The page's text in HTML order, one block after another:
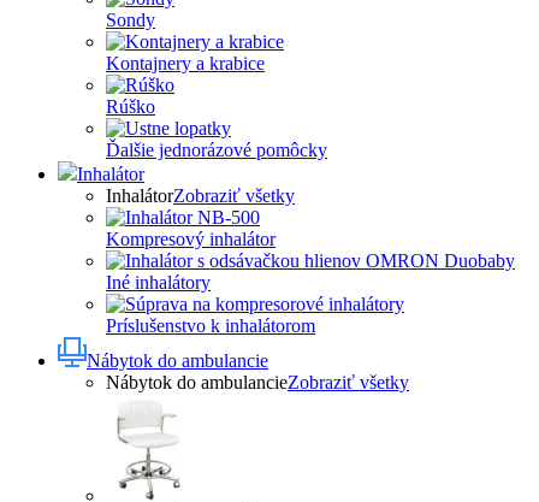
Sondy
Kontajnery a krabice
Rúško
Ďalšie jednorázové pomôcky
Inhalátor
InhalátorZobraziť všetky
Kompresový inhalátor
Iné inhalátory
Príslušenstvo k inhalátorom
Nábytok do ambulancie
Nábytok do ambulancieZobraziť všetky